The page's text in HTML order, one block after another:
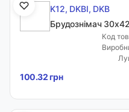
K12, DKBI, DKB
Брудознімач
Код
100.32 грн